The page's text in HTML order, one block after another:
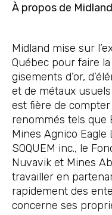
À propos de Midland
Midland mise sur
Québec pour faire
gisements d’or,
et de métaux
est fière de
renommés tels que
Mines Agnico Eagle
SOQUEM inc., le
Nuvavik et Mines
travailler en
rapidement des
concerne ses